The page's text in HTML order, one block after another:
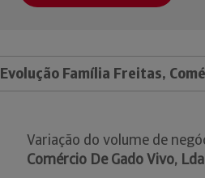
Evolução Família Freitas,
Variação do volume de
Comércio De Gado Vivo, Lda